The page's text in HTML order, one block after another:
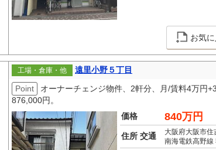
お気
工場・倉庫・他
遠里小野５丁目
Point
オーナーチェンジ物件、2軒分、月/賃料4万円
876,000円。
価格
840万円
住所 交通
大阪府大阪市住
南海電鉄高野線